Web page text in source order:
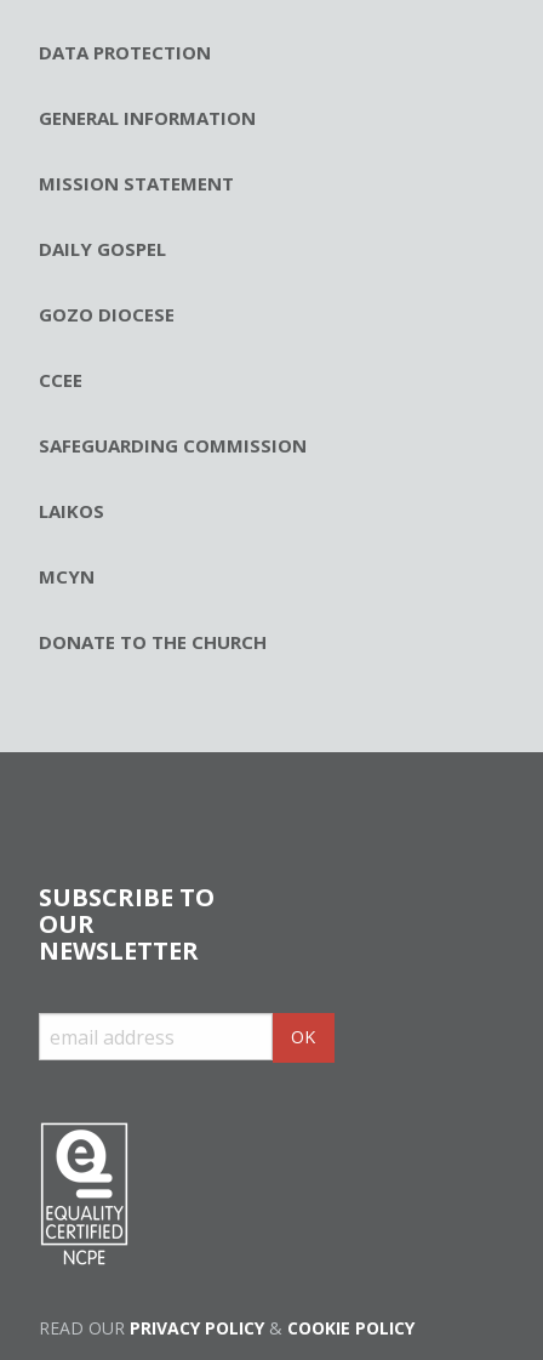
DATA PROTECTION
GENERAL INFORMATION
MISSION STATEMENT
DAILY GOSPEL
GOZO DIOCESE
CCEE
SAFEGUARDING COMMISSION
LAIKOS
MCYN
DONATE TO THE CHURCH
SUBSCRIBE TO
OUR
NEWSLETTER
READ OUR PRIVACY POLICY& COOKIE POLICY